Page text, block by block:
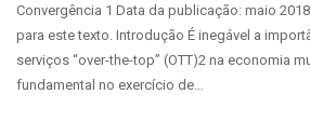
Convergência 1 Data da publicação: maio
para este texto. Introdução É inegável a
serviços “over-the-top” (OTT)2 na economia
fundamental no exercício de…